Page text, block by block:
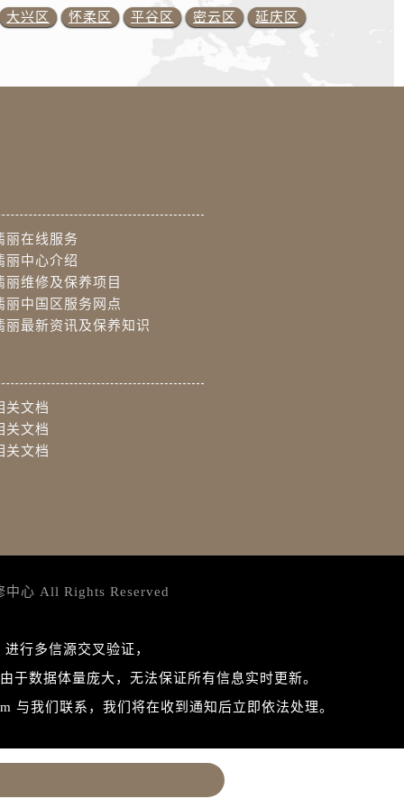
大兴区 怀柔区 平谷区 密云区 延庆区
丽在线服务
丽中心介绍
丽维修及保养项目
丽中国区服务网点
丽最新资讯及保养知识
关文档
关文档
关文档
中心 All Rights Reserved
行多信源交叉验证，
数据体量庞大，无法保证所有信息实时更新。
与我们联系，我们将在收到通知后立即依法处理。